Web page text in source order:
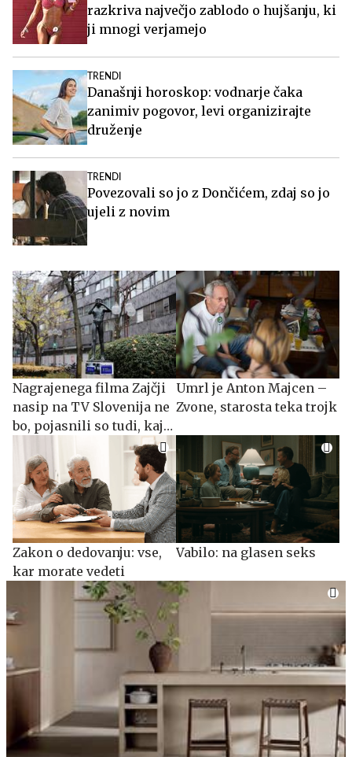
razkriva največjo zablodo o hujšanju, ki
ji mnogi verjamejo
TRENDI
Današnji horoskop: vodnarje čaka
zanimiv pogovor, levi organizirajte
druženje
TRENDI
Povezovali so jo z Dončićem, zdaj so jo
ujeli z novim
Nagrajenega filma Zajčji
nasip na TV Slovenija ne
bo, pojasnili so tudi, kaj
Umrl je Anton Majcen –
Zvone, starosta teka trojk
Zakon o dedovanju: vse,
kar morate vedeti
Vabilo: na glasen seks